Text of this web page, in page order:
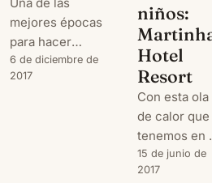
mejores épocas
para hacer
escapadas en
familia es el
6 de diciembre de
2017
niños:
Hotel
Resort
Con esta ola
de calor que
tenemos en
Península
seguro que
15 de junio de
2017